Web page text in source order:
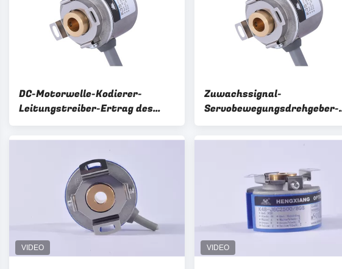
DC-Motorwelle-Kodierer-
Leitungstreiber-Ertrag des
Außendurchmesser-35mm mit
Verzögerungs-Signal 5V DC
Zuwachssignal-
Servobewegungsdrehgeber-
Höhlen-Welle TTL-